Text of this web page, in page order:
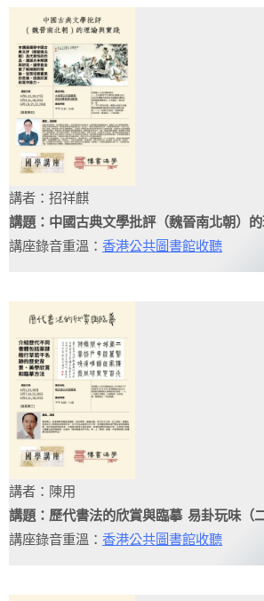
講者：招祥麒
講題： 中國古典文學批評（魏晉南北朝）
講座錄音重溫： 香港公共圖書館收聽
講者：陳用
講題： 歷代書法的欣賞與臨摹 易卦玩味（二
講座錄音重溫： 香港公共圖書館收聽